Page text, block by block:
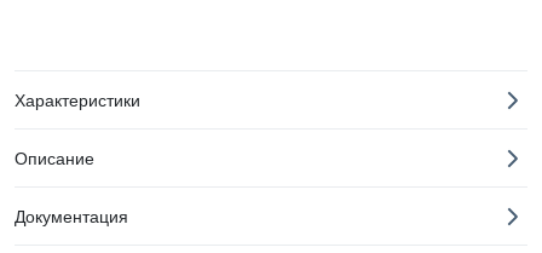
Характеристики
Описание
Документация